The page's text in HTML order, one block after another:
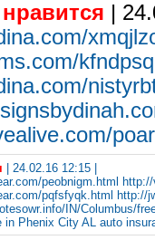
|
| 24.02.16 12:15 |
peobnigm.html http://
pqfsfyqk.html http://
IN/Columbus/
Phenix City AL auto